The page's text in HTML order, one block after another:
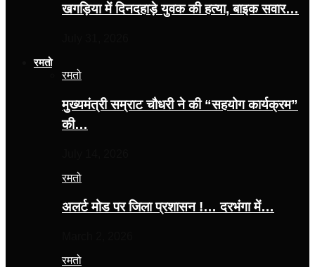
खगड़िया में दिनदहाड़े युवक की हत्या, बाइक सवार…
रमतो
रमतो
मुख्यमंत्री सम्राट चौधरी ने की “सहयोग कार्यक्रम”
की…
रमतो
अलर्ट मोड पर जिला प्रशासन !… दरभंगा में…
रमतो